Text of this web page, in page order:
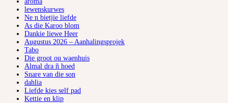
lewenskurwes
Ne n bietjie liefde
As die Karoo blom
Dankie liewe Heer
Augustus 2026 – Aanhalingsprojek
Tabo
Die groot ou waenhuis
Almal dra ñ hoed
Snare van die son
dahlia
Liefde kies self pad
Kettie en klip